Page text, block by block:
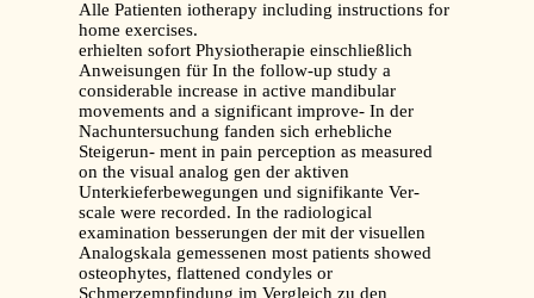
Alle Patienten iotherapy including instructions for
home exercises.
erhielten sofort Physiotherapie einschließlich
Anweisungen für In the follow-up study a
considerable increase in active mandibular
movements and a significant improve- In der
Nachuntersuchung fanden sich erhebliche
Steigerun- ment in pain perception as measured
on the visual analog gen der aktiven
Unterkieferbewegungen und signifikante Ver-
scale were recorded. In the radiological
examination besserungen der mit der visuellen
Analogskala gemessenen most patients showed
osteophytes, flattened condyles or
Schmerzempfindung im Vergleich zu den